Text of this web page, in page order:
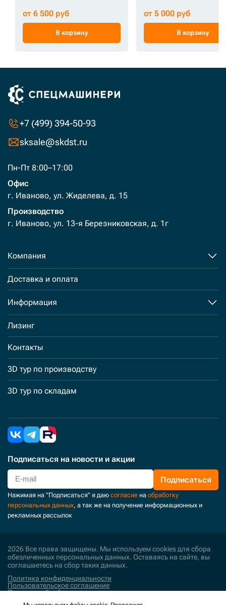
от 6 500 руб
В корзину
от 5 000 руб
В корзину
+7 (499) 394-50-93
sksale@skdst.ru
Пн-Пт 8:00–17:00
Офис
г. Иваново, ул. Жиделева, д. 15
Производство
г. Иваново, ул. 13-я Березниковская, д. 1г
Компания
Доставка и оплата
Информация
Лизинг
Контакты
3D тур по производству
3D тур по складам
Подписаться на новости и акции
Подписаться
Нажимая на "Подписаться" я даю согласие на обработку
персональных данных, а так же на получение информационных и
рекламных рассылок
2026 Все права защищены. Мы используем cookies для сбора
обезличенных персональных данных. Оставаясь на сайте, вы
соглашаетесь на сбор таких данных.
Политика конфиденциальности
Пользовательское соглашение
Политика обработки персональных данных